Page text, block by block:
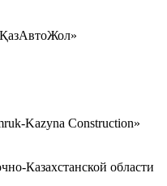
Kazyna Construction»
Казахстанской области